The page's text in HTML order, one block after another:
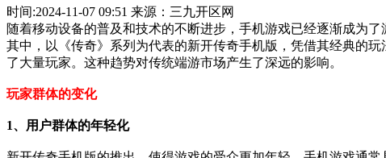
时间:2024-11-07 09:51 来源：三九开区网
随着移动设备的普及和技术的不断进步，手机游戏已经逐渐成为了
其中，以《传奇》系列为代表的新开传奇手机版，凭借其经典的玩
了大量玩家。这种趋势对传统端游市场产生了深远的影响。
玩家群体的变化
1、用户群体的年轻化